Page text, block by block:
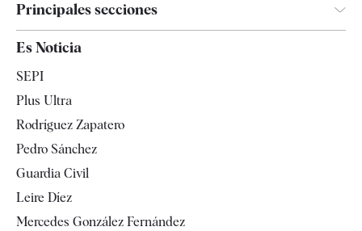
Principales secciones
España
Televisión
Es Noticia
SEPI
Plus Ultra
Rodríguez Zapatero
Pedro Sánchez
Guardia Civil
Leire Díez
Mercedes González Fernández